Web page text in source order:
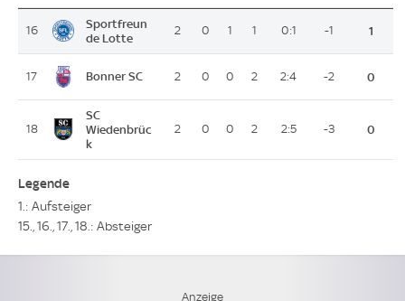
16
Sportfreun
de Lotte
2 0 1 1 0:1 -1 1
17 Bonner SC 2 0 0 2 2:4 -2 0
18
SC
Wiedenbrüc
k
2 0 0 2 2:5 -3 0
Legende
1.: Aufsteiger
15., 16., 17., 18.: Absteiger